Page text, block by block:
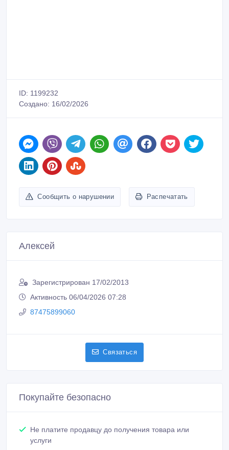
ID: 1199232
Создано: 16/02/2026
Сообщить о нарушении Распечатать
Алексей
Зарегистрирован 17/02/2013
Активность 06/04/2026 07:28
87475899060
Связаться
Покупайте безопасно
Не платите продавцу до получения товара или
услуги